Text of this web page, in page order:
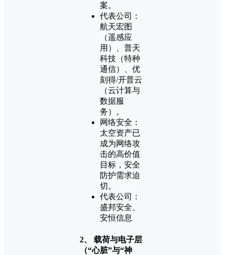
案。
代表公司：
航天宏图
（遥感应
用）、普天
科技（特种
通信）、优
刻得/开普云
（云计算与
数据服
务）。
网络安全：
太空资产已
成为网络攻
击的高价值
目标，安全
防护需求迫
切。
代表公司：
盛邦安全、
安恒信息
2、 载荷与电子层
（“心脏”与“神